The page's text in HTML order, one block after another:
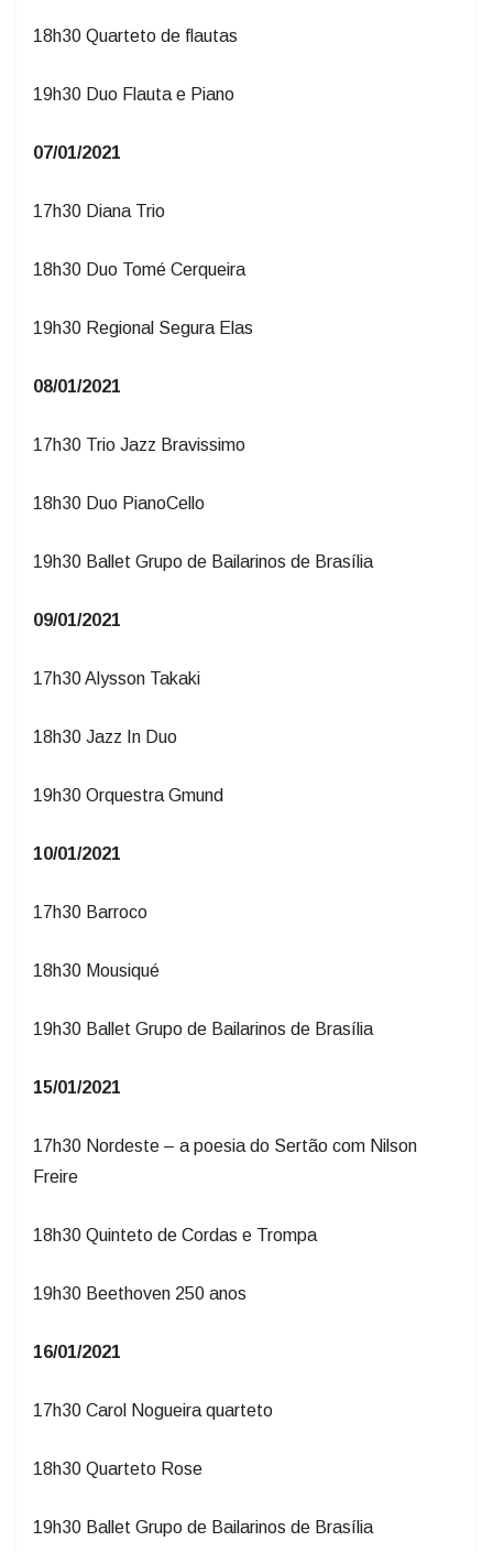
18h30 Quarteto de flautas
19h30 Duo Flauta e Piano
07/01/2021
17h30 Diana Trio
18h30 Duo Tomé Cerqueira
19h30 Regional Segura Elas
08/01/2021
17h30 Trio Jazz Bravissimo
18h30 Duo PianoCello
19h30 Ballet Grupo de Bailarinos de Brasília
09/01/2021
17h30 Alysson Takaki
18h30 Jazz In Duo
19h30 Orquestra Gmund
10/01/2021
17h30 Barroco
18h30 Mousiqué
19h30 Ballet Grupo de Bailarinos de Brasília
15/01/2021
17h30 Nordeste – a poesia do Sertão com Nilson
Freire
18h30 Quinteto de Cordas e Trompa
19h30 Beethoven 250 anos
16/01/2021
17h30 Carol Nogueira quarteto
18h30 Quarteto Rose
19h30 Ballet Grupo de Bailarinos de Brasília